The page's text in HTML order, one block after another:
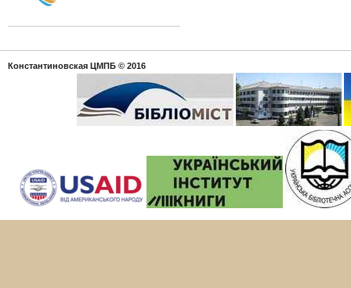
Константиновская ЦМПБ © 2016